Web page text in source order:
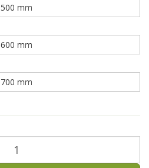
500 mm
600 mm
700 mm